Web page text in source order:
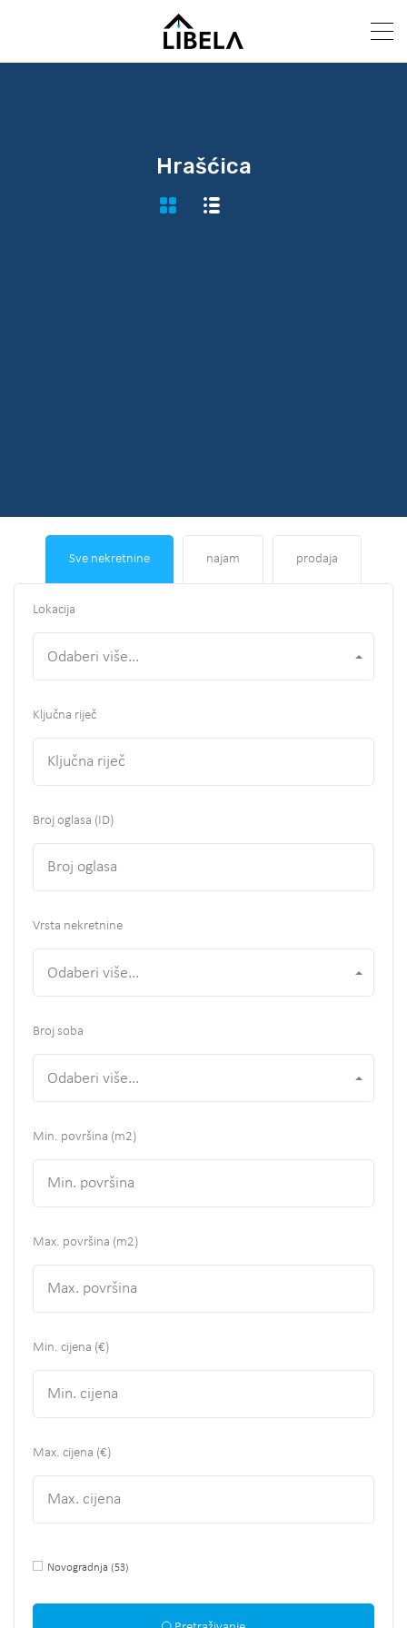
Hrašćica
Sve nekretnine najam prodaja
Lokacija
Odaberi više...
Ključna riječ
Broj oglasa (ID)
Vrsta nekretnine
Odaberi više...
Broj soba
Odaberi više...
Min. površina (m2)
Max. površina (m2)
Min. cijena (€)
Max. cijena (€)
Novogradnja (53)